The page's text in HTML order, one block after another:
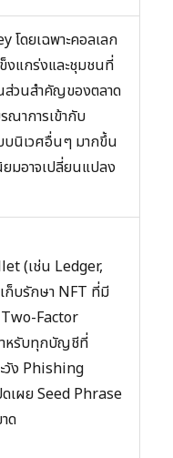
โดยเฉพาะคอลเลก
แกร่งและชุมชนที่
ส่วนสำคัญของตลาด
ณาการเข้ากับ
บนิเวศอื่นๆ มากขึ้น
ยมอาจเปลี่ยนแปลง
(เช่น Ledger,
ก็บรักษา NFT ที่มี
Two-Factor
หรับทุกบัญชีที่
วัง Phishing
ดเผย Seed Phrase
ด